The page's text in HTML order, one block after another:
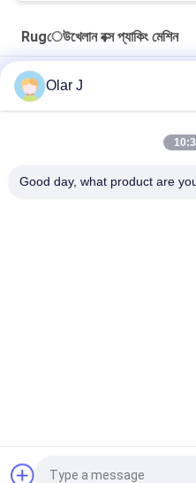
Rugেউখেলান বক্স প্যাকিং মেশিন
1480 মিমি rugেউখেলান বক্স প্যাকিং
বিওপিপি কার্টন কঠোর বাক্স গঠন মেশিন
সম্পূর্ণ স্বয়ংক্রিয়ভাবে FXJ-AT5050
Olar J
Good day, what product are